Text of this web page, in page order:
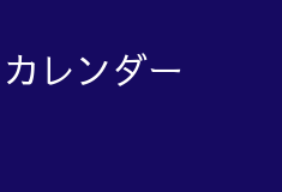
カレンダー